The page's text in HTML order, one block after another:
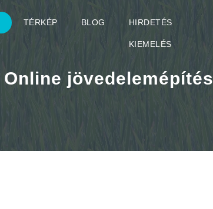
TÉRKÉP BLOG HIRDETÉS
KIEMELÉS
Online jövedelemépítés